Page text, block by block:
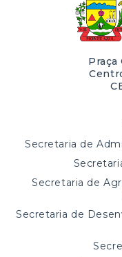
Praça
Secretaria de
Secretaria de
Secretaria de